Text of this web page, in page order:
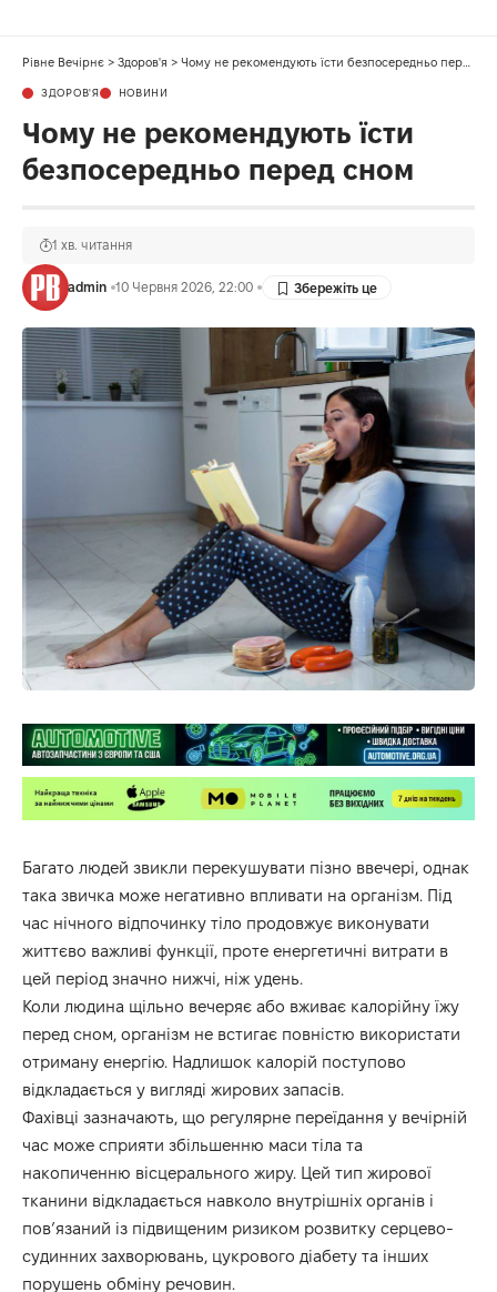
Рівне Вечірнє > Здоров'я > Чому не рекомендують їсти безпосередньо перед сном
ЗДОРОВ'Я НОВИНИ
Чому не рекомендують їсти
безпосередньо перед сном
admin 10 Червня 2026, 22:00
1 хв. читання
Багато людей звикли перекушувати пізно ввечері, однак
така звичка може негативно впливати на організм. Під
час нічного відпочинку тіло продовжує виконувати
життєво важливі функції, проте енергетичні витрати в
цей період значно нижчі, ніж удень.
Коли людина щільно вечеряє або вживає калорійну їжу
перед сном, організм не встигає повністю використати
отриману енергію. Надлишок калорій поступово
відкладається у вигляді жирових запасів.
Фахівці зазначають, що регулярне переїдання у вечірній
час може сприяти збільшенню маси тіла та
накопиченню вісцерального жиру. Цей тип жирової
тканини відкладається навколо внутрішніх органів і
пов’язаний із підвищеним ризиком розвитку серцево-
судинних захворювань, цукрового діабету та інших
порушень обміну речовин.